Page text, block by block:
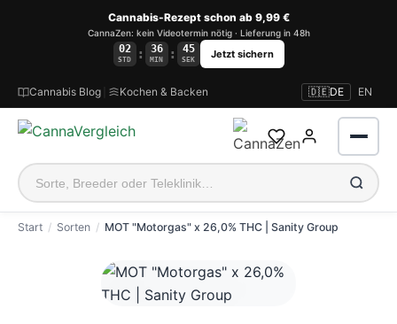
Cannabis-Rezept schon ab 9,99 €
CannaZen: kein Videotermin nötig · Lieferung in 48h
02
STD : 36
MIN : 44
SEK Jetzt sichern
Cannabis Blog Kochen & Backen 🇩🇪DE EN
Anmelden
Start Sorten MOT "Motorgas" x 26,0% THC | Sanity Group